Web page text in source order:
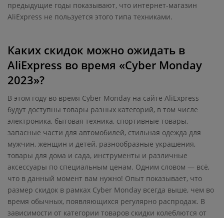
предыдущие годы показывают, что интернет-магазин
AliExpress не пользуется этого типа техниками.
Каких скидок можно ожидать в
AliExpress во время «Cyber Monday
2023»?
В этом году во время Cyber Monday на сайте AliExpress
будут доступны товары разных категорий, в том числе
электроника, бытовая техника, спортивные товары,
запасные части для автомобилей, стильная одежда для
мужчин, женщин и детей, разнообразные украшения,
товары для дома и сада, инструменты и различные
аксессуары по специальным ценам. Одним словом — всё,
что в данный момент вам нужно! Опыт показывает, что
размер скидок в рамках Cyber Monday всегда выше, чем во
время обычных, появляющихся регулярно распродаж. В
зависимости от категории товаров скидки колеблются от